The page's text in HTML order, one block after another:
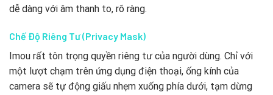
dễ dàng với âm thanh to, rõ ràng.
Chế Độ Riêng Tư (Privacy Mask)
Imou rất tôn trọng quyền riêng tư của người dùng. Chỉ với
một lượt chạm trên ứng dụng điện thoại, ống kính của
camera sẽ tự động giấu nhẹm xuống phía dưới, tạm dừng